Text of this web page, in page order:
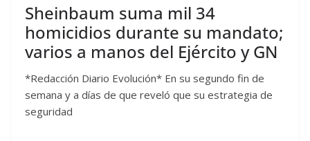
Sheinbaum suma mil 34
homicidios durante su mandato;
varios a manos del Ejército y GN
*Redacción Diario Evolución* En su segundo fin de
semana y a días de que reveló que su estrategia de
seguridad